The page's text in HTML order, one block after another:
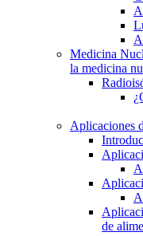
Medicina
la medicina
Aplicaciones
de